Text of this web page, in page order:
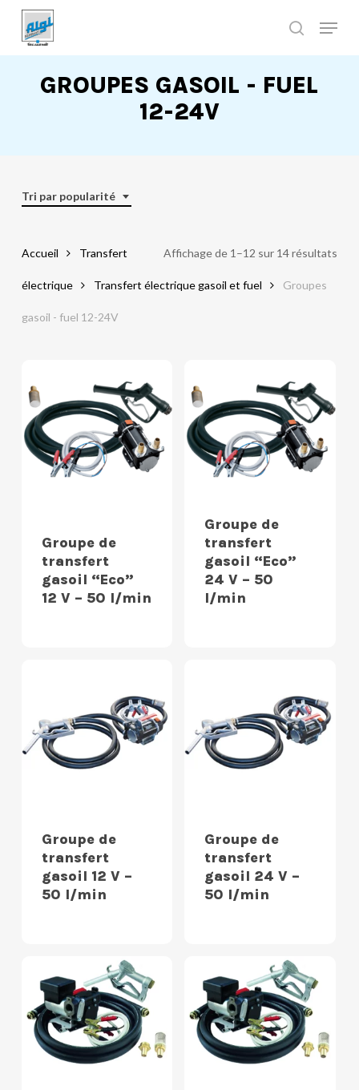
main
GROUPES GASOIL - FUEL
12-24V
Tri par popularité
Affichage de 1–12 sur 14 résultats
Accueil Transfert
électrique Transfert électrique gasoil et fuel Groupes
gasoil - fuel 12-24V
Groupe de
transfert
gasoil “Eco”
12 V – 50 l/min
Groupe de
transfert
gasoil “Eco”
24 V – 50
l/min
Groupe de
transfert
gasoil 12 V –
50 l/min
Groupe de
transfert
gasoil 24 V –
50 l/min